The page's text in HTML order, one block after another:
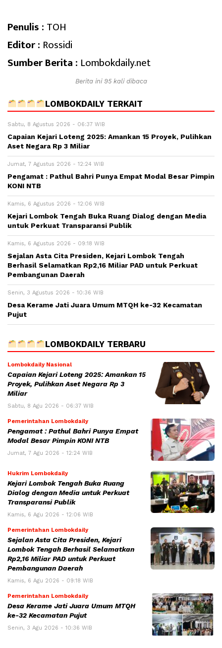
Penulis : TOH
Editor : Rossidi
Sumber Berita : Lombokdaily.net
Berita ini 95 kali dibaca
LOMBOKDAILY TERKAIT
Sabtu, 8 Agustus 2026 - 06:37 WIB
Capaian Kejari Loteng 2025: Amankan 15 Proyek, Pulihkan
Aset Negara Rp 3 Miliar
Jumat, 7 Agustus 2026 - 12:24 WIB
Pengamat : Pathul Bahri Punya Empat Modal Besar Pimpin
KONI NTB
Kamis, 6 Agustus 2026 - 12:06 WIB
Kejari Lombok Tengah Buka Ruang Dialog dengan Media
untuk Perkuat Transparansi Publik
Kamis, 6 Agustus 2026 - 09:18 WIB
Sejalan Asta Cita Presiden, Kejari Lombok Tengah
Berhasil Selamatkan Rp2,16 Miliar PAD untuk Perkuat
Pembangunan Daerah
Senin, 3 Agustus 2026 - 10:36 WIB
Desa Kerame Jati Juara Umum MTQH ke-32 Kecamatan
Pujut
LOMBOKDAILY TERBARU
Lombokdaily Nasional
Capaian Kejari Loteng 2025: Amankan 15
Proyek, Pulihkan Aset Negara Rp 3
Miliar
Sabtu, 8 Agu 2026 - 06:37 WIB
Pemerintahan Lombokdaily
Pengamat : Pathul Bahri Punya Empat
Modal Besar Pimpin KONI NTB
Jumat, 7 Agu 2026 - 12:24 WIB
Hukrim Lombokdaily
Kejari Lombok Tengah Buka Ruang
Dialog dengan Media untuk Perkuat
Transparansi Publik
Kamis, 6 Agu 2026 - 12:06 WIB
Pemerintahan Lombokdaily
Sejalan Asta Cita Presiden, Kejari
Lombok Tengah Berhasil Selamatkan
Rp2,16 Miliar PAD untuk Perkuat
Pembangunan Daerah
Kamis, 6 Agu 2026 - 09:18 WIB
Pemerintahan Lombokdaily
Desa Kerame Jati Juara Umum MTQH
ke-32 Kecamatan Pujut
Senin, 3 Agu 2026 - 10:36 WIB